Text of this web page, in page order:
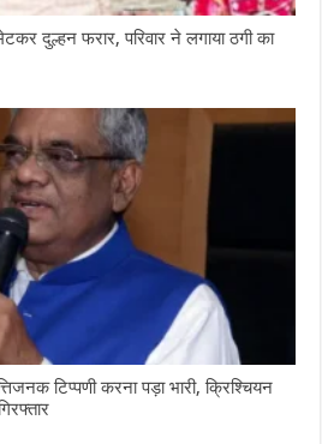
दुल्हन फरार, परिवार ने लगाया ठगी का
टिप्पणी करना पड़ा भारी, क्रिश्चियन